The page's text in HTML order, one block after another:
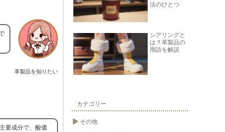
革製品を知りたい
要成分で、酸価
法のひとつ
シアリングと
は？革製品の
用語を解説
カテゴリー
その他